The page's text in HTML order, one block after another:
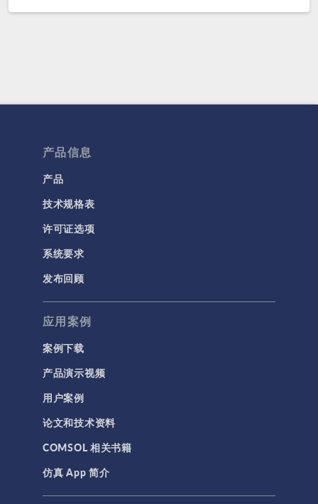
产品信息
产品
技术规格表
许可证选项
系统要求
发布回顾
应用案例
案例下载
产品演示视频
用户案例
论文和技术资料
COMSOL 相关书籍
仿真 App 简介